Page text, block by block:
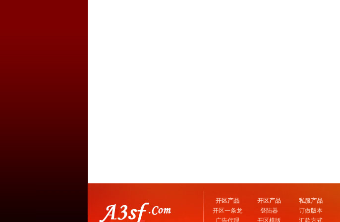
开区产品
开区一条龙
广告代理
开区产品
登陆器
开区模版
私服产品
订做版本
汇款方式